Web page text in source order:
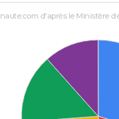
d'après le Ministère